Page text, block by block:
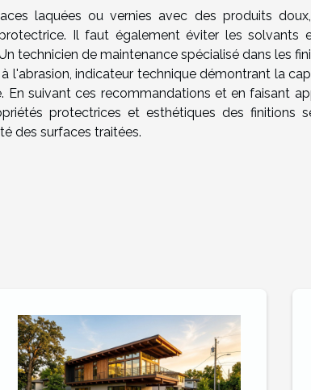
laquées ou vernies avec des produits
Il faut également éviter les solvants
technicien de maintenance spécialisé dans les
l'abrasion, indicateur technique démontrant la
En suivant ces recommandations et en faisant
protectrices et esthétiques des finitions
des surfaces traitées.